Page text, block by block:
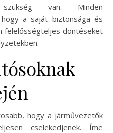
van. Minden
a saját biztonsága és
felelősségteljes döntéseket
hogy a járművezetők
cselekedjenek. Íme